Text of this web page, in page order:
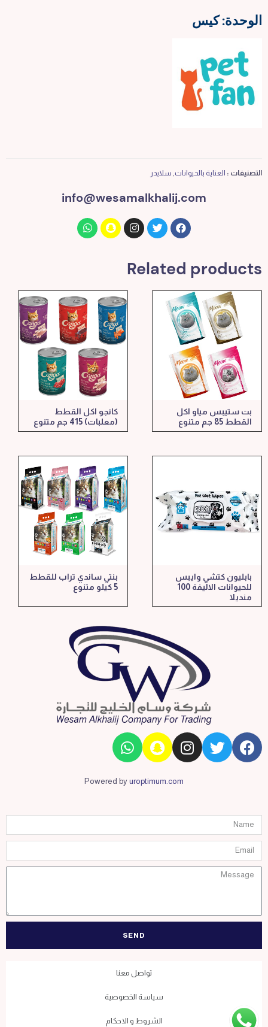
الوحدة: كيس
التصنيفات : العناية بالحيوانات سلايدر
info@wesamalkhalij.com
Related products
بت ستيبس مياو اكل
القطط 85 جم متنوع
كانجو اكل القطط
(معلبات) 415 جم متنوع
بابليون كتشي وايبس
للحيوانات الاليفة 100
منديلا
بنتي ساندي تراب للقطط
5 كيلو متنوع
Powered by uroptimum.com
SEND
تواصل معنا
سياسة الخصوصية
الشروط و الاحكام